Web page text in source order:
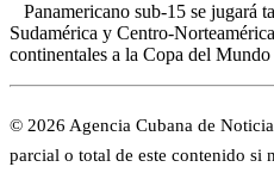
Panamericano sub-15 se jugará
Sudamérica y Centro-
continentales a la Copa del Mundo
© 2026 Agencia Cubana de
parcial o total de este contenido si